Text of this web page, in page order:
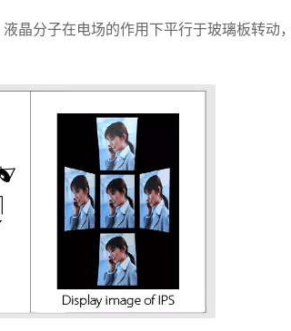
液晶分子在电场的作用下平行于玻璃板转动